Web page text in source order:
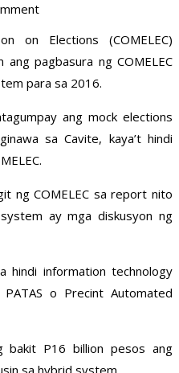
on Elections (COMELEC)
ang pagbasura ng COMELEC
para sa 2016.
ang mock elections
sa Cavite, kaya’t hindi
ng COMELEC sa report nito
ay mga diskusyon ng
hindi information technology
o Precint Automated
bakit P16 billion pesos ang